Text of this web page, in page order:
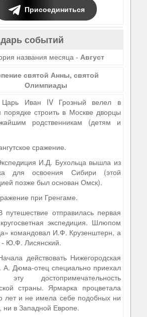
Присоединиться
событий
названия месяца -Август
святой Анны, святой
Олимпиады
Иван IV Грозный велел в
строить в Москве дворцы
родственникам (детям и
сражение.
И.Д. Бухольца вышла из
для освоения Сибири (этой
позже был основан Омск).
при Гренгаме.
путешествие отправилась первая
экспедиция. Шлюпом
командовал И.Ф. Крузенштерн, а
- Ю.Ф. Лисянский.
действовать Нижегородская
А. Дюма-отец специально приехал
эту достопримечательность
страны. Ярмарка процветала
лет и не имела себе подобных ни
ни в Западной Европе.